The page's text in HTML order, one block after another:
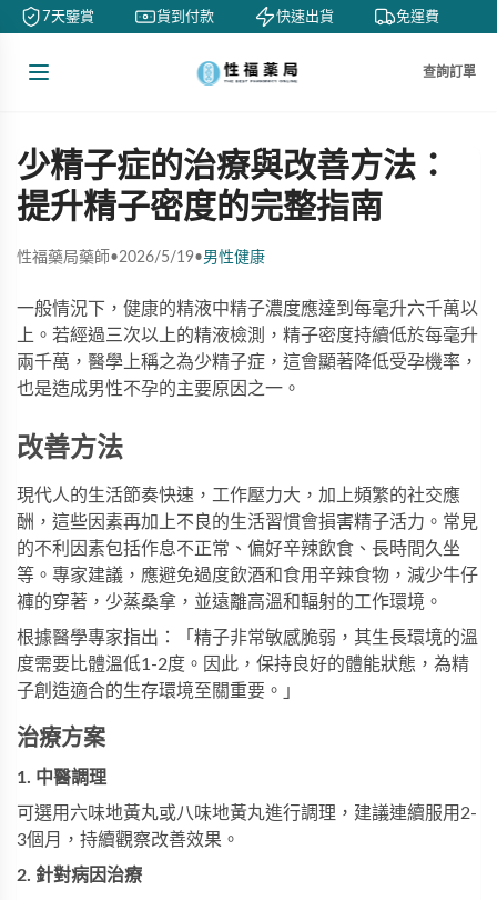
7天鑒賞 貨到付款 快速出貨 免運費
查詢訂單
少精子症的治療與改善方法：
提升精子密度的完整指南
性福藥局藥師•2026/5/19•男性健康
一般情況下，健康的精液中精子濃度應達到每毫升六千萬以
上。若經過三次以上的精液檢測，精子密度持續低於每毫升
兩千萬，醫學上稱之為少精子症，這會顯著降低受孕機率，
也是造成男性不孕的主要原因之一。
改善方法
現代人的生活節奏快速，工作壓力大，加上頻繁的社交應
酬，這些因素再加上不良的生活習慣會損害精子活力。常見
的不利因素包括作息不正常、偏好辛辣飲食、長時間久坐
等。專家建議，應避免過度飲酒和食用辛辣食物，減少牛仔
褲的穿著，少蒸桑拿，並遠離高溫和輻射的工作環境。
根據醫學專家指出：「精子非常敏感脆弱，其生長環境的溫
度需要比體溫低1-2度。因此，保持良好的體能狀態，為精
子創造適合的生存環境至關重要。」
治療方案
1. 中醫調理
可選用六味地黃丸或八味地黃丸進行調理，建議連續服用2-
3個月，持續觀察改善效果。
2. 針對病因治療